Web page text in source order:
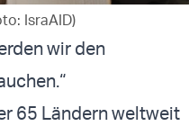
IsraAID)
wir den
65 Ländern weltweit